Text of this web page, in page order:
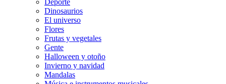
Deporte
Dinosaurios
El universo
Flores
Frutas y vegetales
Gente
Halloween y otoño
Invierno y navidad
Mandalas